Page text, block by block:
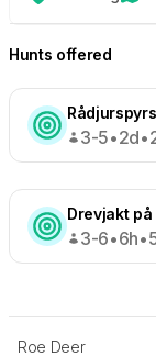
Hunts offered
3-5•2d•
Drevjakt
3-6•6h•
Roe Deer